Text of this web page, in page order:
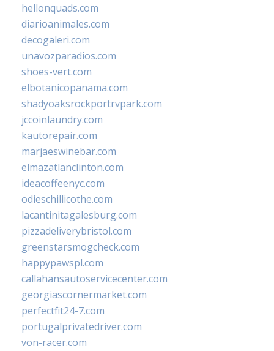
hellonquads.com
diarioanimales.com
decogaleri.com
unavozparadios.com
shoes-vert.com
elbotanicopanama.com
shadyoaksrockportrvpark.com
jccoinlaundry.com
kautorepair.com
marjaeswinebar.com
elmazatlanclinton.com
ideacoffeenyc.com
odieschillicothe.com
lacantinitagalesburg.com
pizzadeliverybristol.com
greenstarsmogcheck.com
happypawspl.com
callahansautoservicecenter.com
georgiascornermarket.com
perfectfit24-7.com
portugalprivatedriver.com
von-racer.com